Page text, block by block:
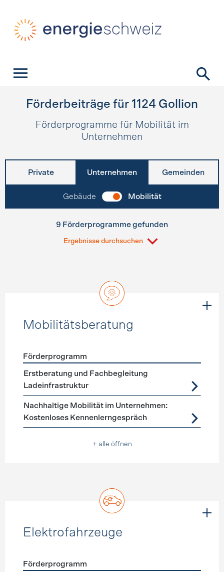
Förderbeiträge für 1124 Gollion
Förderprogramme für Mobilität im
Unternehmen
Private Unternehmen Gemeinden
Gebäude Mobilität
9 Förderprogramme gefunden
Ergebnisse durchsuchen
Mobilitätsberatung
Förderprogramme Mobilitätsberatung
Förderprogramm
Erstberatung und Fachbegleitung
Ladeinfrastruktur
Nachhaltige Mobilität im Unternehmen:
Kostenloses Kennenlerngespräch
+ alle öffnen
Elektrofahrzeuge
Förderprogramm